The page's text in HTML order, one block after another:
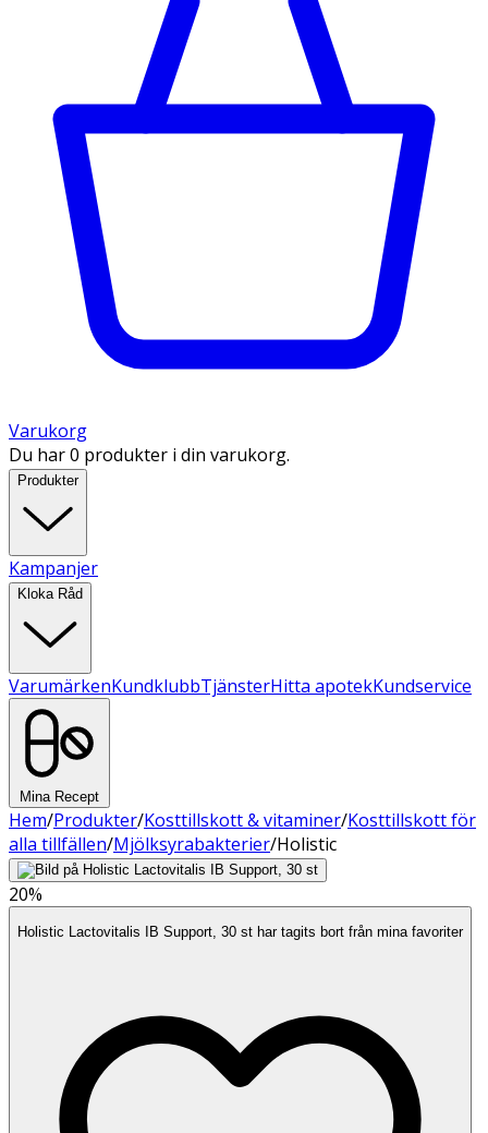
Varukorg
Du har 0 produkter i din varukorg.
Produkter
Kampanjer
Kloka Råd
VarumärkenKundklubbTjänsterHitta apotekKundservice
Mina Recept
Hem/Produkter/Kosttillskott & vitaminer/Kosttillskott för
alla tillfällen/Mjölksyrabakterier/Holistic
20%
Holistic Lactovitalis IB Support, 30 st har tagits bort från mina favoriter